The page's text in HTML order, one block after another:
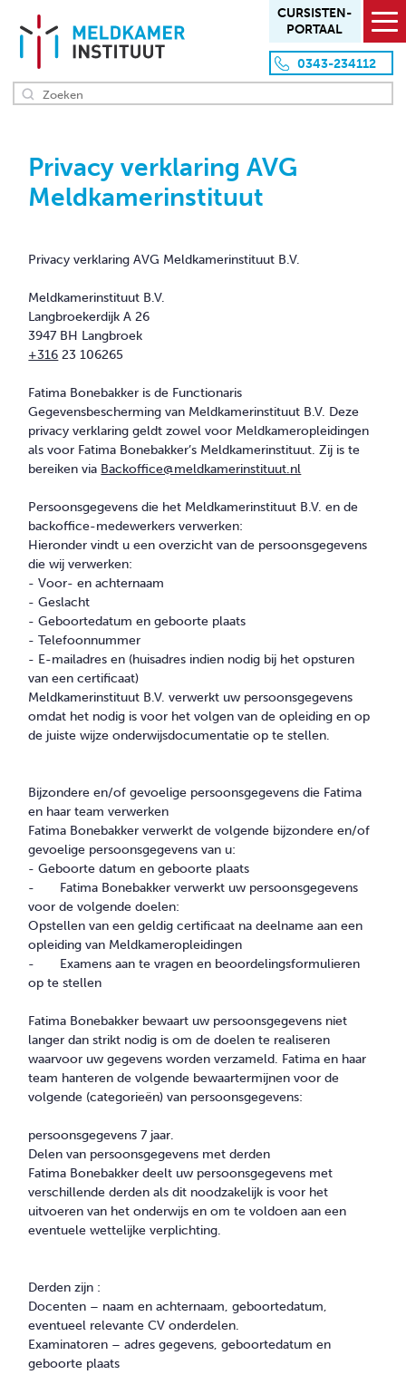
Privacy verklaring AVG
Meldkamerinstituut
Privacy verklaring AVG Meldkamerinstituut B.V.
Meldkamerinstituut B.V.
Langbroekerdijk A 26
3947 BH Langbroek
+316 23 106265
Fatima Bonebakker is de Functionaris
Gegevensbescherming van Meldkamerinstituut B.V. Deze
privacy verklaring geldt zowel voor Meldkameropleidingen
als voor Fatima Bonebakker’s Meldkamerinstituut. Zij is te
bereiken via Backoffice@meldkamerinstituut.nl
Persoonsgegevens die het Meldkamerinstituut B.V. en de
backoffice-medewerkers verwerken:
Hieronder vindt u een overzicht van de persoonsgegevens
die wij verwerken:
- Voor- en achternaam
- Geslacht
- Geboortedatum en geboorte plaats
- Telefoonnummer
- E-mailadres en (huisadres indien nodig bij het opsturen
van een certificaat)
Meldkamerinstituut B.V. verwerkt uw persoonsgegevens
omdat het nodig is voor het volgen van de opleiding en op
de juiste wijze onderwijsdocumentatie op te stellen.
Bijzondere en/of gevoelige persoonsgegevens die Fatima
en haar team verwerken
Fatima Bonebakker verwerkt de volgende bijzondere en/of
gevoelige persoonsgegevens van u:
- Geboorte datum en geboorte plaats
-
Fatima Bonebakker verwerkt uw persoonsgegevens
voor de volgende doelen:
Opstellen van een geldig certificaat na deelname aan een
opleiding van Meldkameropleidingen
-
Examens aan te vragen en beoordelingsformulieren
op te stellen
Fatima Bonebakker bewaart uw persoonsgegevens niet
langer dan strikt nodig is om de doelen te realiseren
waarvoor uw gegevens worden verzameld. Fatima en haar
team hanteren de volgende bewaartermijnen voor de
volgende (categorieën) van persoonsgegevens:
persoonsgegevens 7 jaar.
Delen van persoonsgegevens met derden
Fatima Bonebakker deelt uw persoonsgegevens met
verschillende derden als dit noodzakelijk is voor het
uitvoeren van het onderwijs en om te voldoen aan een
eventuele wettelijke verplichting.
Derden zijn :
Docenten – naam en achternaam, geboortedatum,
eventueel relevante CV onderdelen.
Examinatoren – adres gegevens, geboortedatum en
geboorte plaats
0343-234112
OVER ONS
Locaties
Klanten
CONTACT
CURSISTEN­
PORTAAL